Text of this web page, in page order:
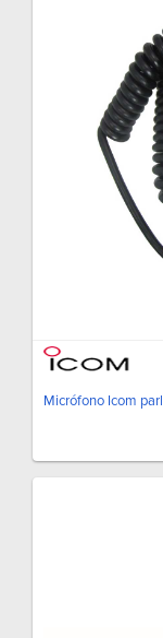
Micrófono Icom